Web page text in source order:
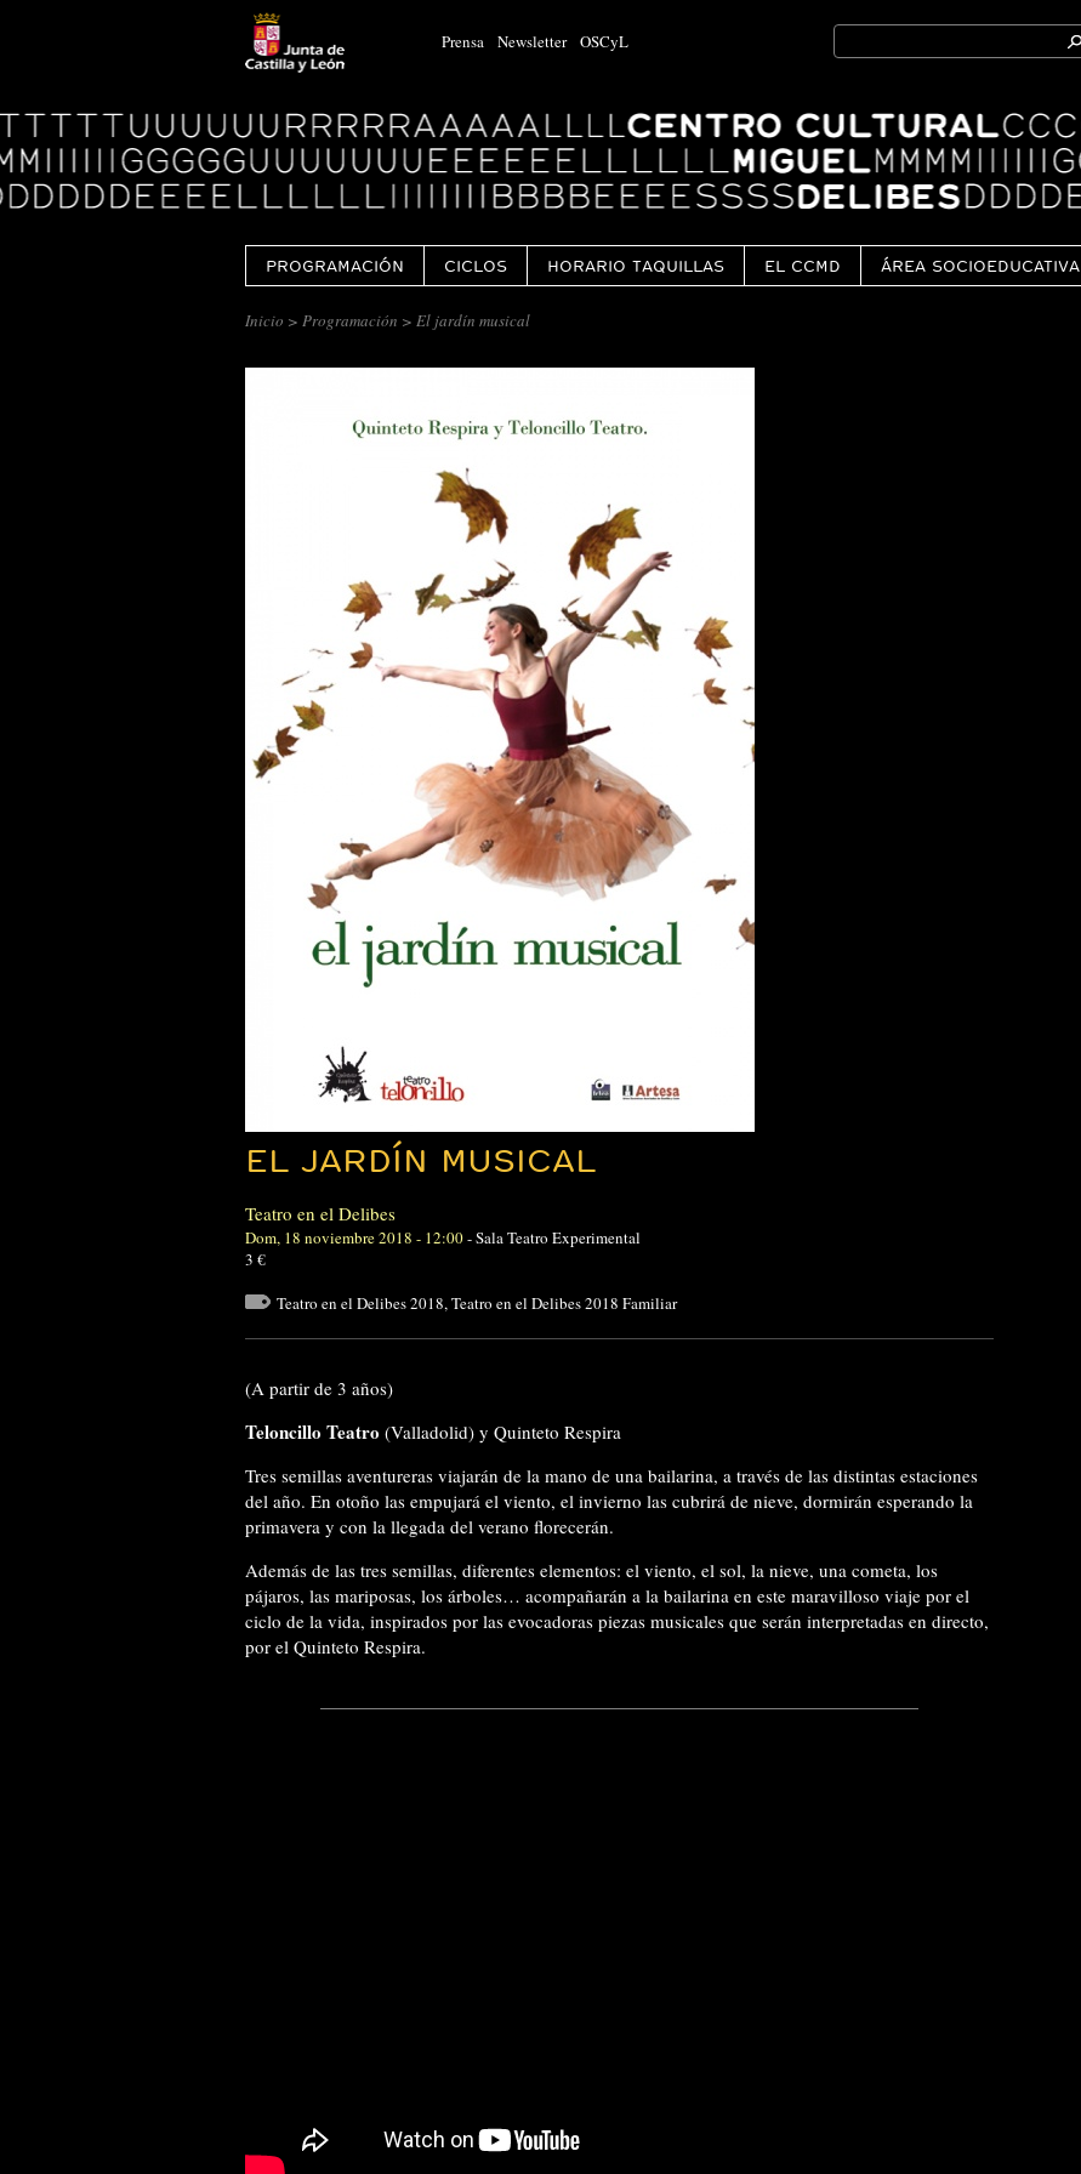
Prensa Newsletter OSCyL
Search
for:
Logo
Centro
Cultural
Miguel
Delibes
PROGRAMACIÓN CICLOS HORARIO TAQUILLAS EL CCMD ÁREA SOCIOEDUCATIVA
Inicio > Programación > El jardín musical
EL JARDÍN MUSICAL
Teatro en el Delibes
Dom, 18 noviembre 2018 - 12:00-Sala Teatro Experimental
3 €
Teatro en el Delibes 2018,Teatro en el Delibes 2018 Familiar
(A partir de 3 años)
Teloncillo Teatro (Valladolid) y Quinteto Respira
Tres semillas aventureras viajarán de la mano de una bailarina, a través de las distintas estaciones
del año. En otoño las empujará el viento, el invierno las cubrirá de nieve, dormirán esperando la
primavera y con la llegada del verano florecerán.
Además de las tres semillas, diferentes elementos: el viento, el sol, la nieve, una cometa, los
pájaros, las mariposas, los árboles… acompañarán a la bailarina​ en este maravilloso viaje por el
ciclo de la vida, inspirados por las evocadoras piezas musicales que serán interpretadas en directo,
por el Quinteto Respira.